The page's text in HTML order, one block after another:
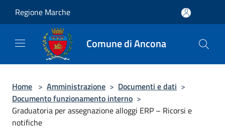
Regione Marche
Comune di Ancona
Home > Amministrazione > Documenti e dati >
Documento funzionamento interno >
Graduatoria per assegnazione alloggi ERP – Ricorsi e
notifiche